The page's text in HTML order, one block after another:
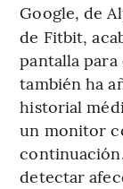
Google, de
de Fitbit,
pantalla
también ha
historial
un monitor
detectar